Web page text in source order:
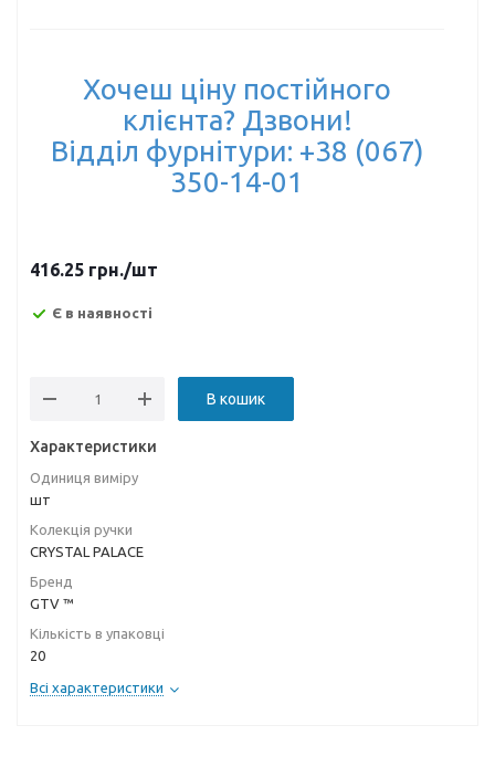
Хочеш ціну постійного
клієнта? Дзвони!
Відділ фурнітури: +38 (067)
350-14-01
416.25 грн./шт
Є в наявності
В кошик
Характеристики
Одиниця виміру
шт
Колекція ручки
CRYSTAL PALACE
Бренд
GTV ™
Кількість в упаковці
20
Всі характеристики